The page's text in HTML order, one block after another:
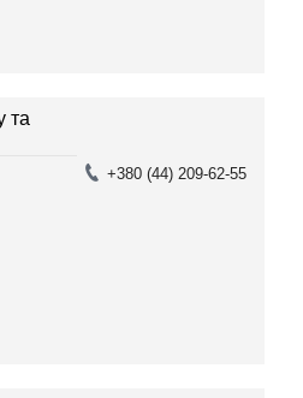
+380 (44) 209-62-55
та